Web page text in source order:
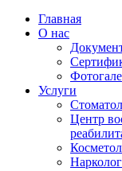
Главная
О нас
Услуги
Центр